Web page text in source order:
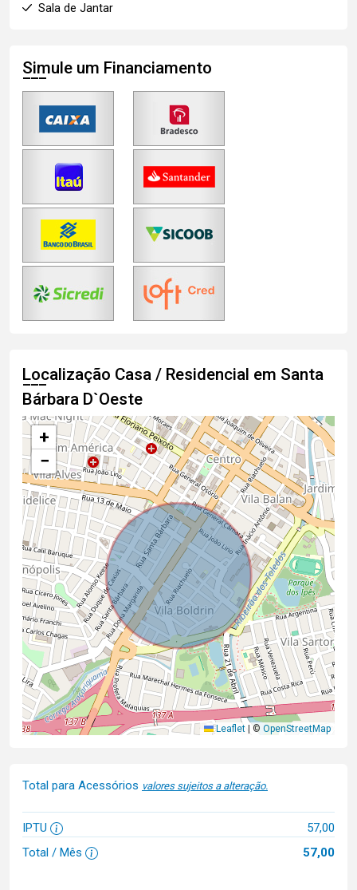
Sala de Jantar
Simule um Financiamento
Localização Casa / Residencial em Santa
Bárbara D`Oeste
+
−
Leaflet | © OpenStreetMap
Total para Acessórios valores sujeitos a alteração.
IPTU
57,00
Total / Mês
57,00